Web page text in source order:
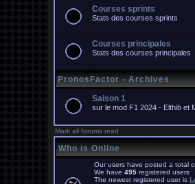
Courses sprints
Stats des courses sprints
Courses principales
Stats des courses principales
PronosFactor - Archives
Saison 1
sur le mod F1 2024 - Elthib et
Mark all forums read
Who is Online
Our users have posted a total
We have 495 registered users
The newest registered user is